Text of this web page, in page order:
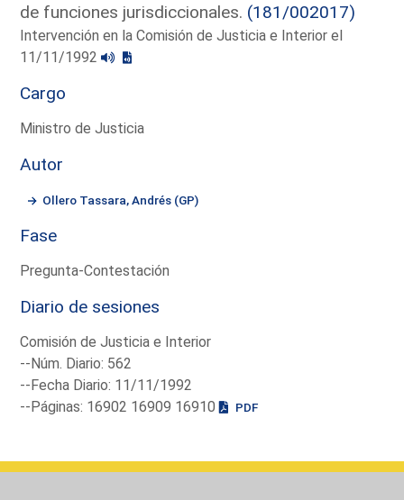
de funciones jurisdiccionales. (181/002017)
Intervención en la Comisión de Justicia e Interior el
11/11/1992
Cargo
Ministro de Justicia
Autor
Ollero Tassara, Andrés (GP)
Fase
Pregunta-Contestación
Diario de sesiones
Comisión de Justicia e Interior
--Núm. Diario: 562
--Fecha Diario: 11/11/1992
--Páginas: 16902 16909 16910
PDF